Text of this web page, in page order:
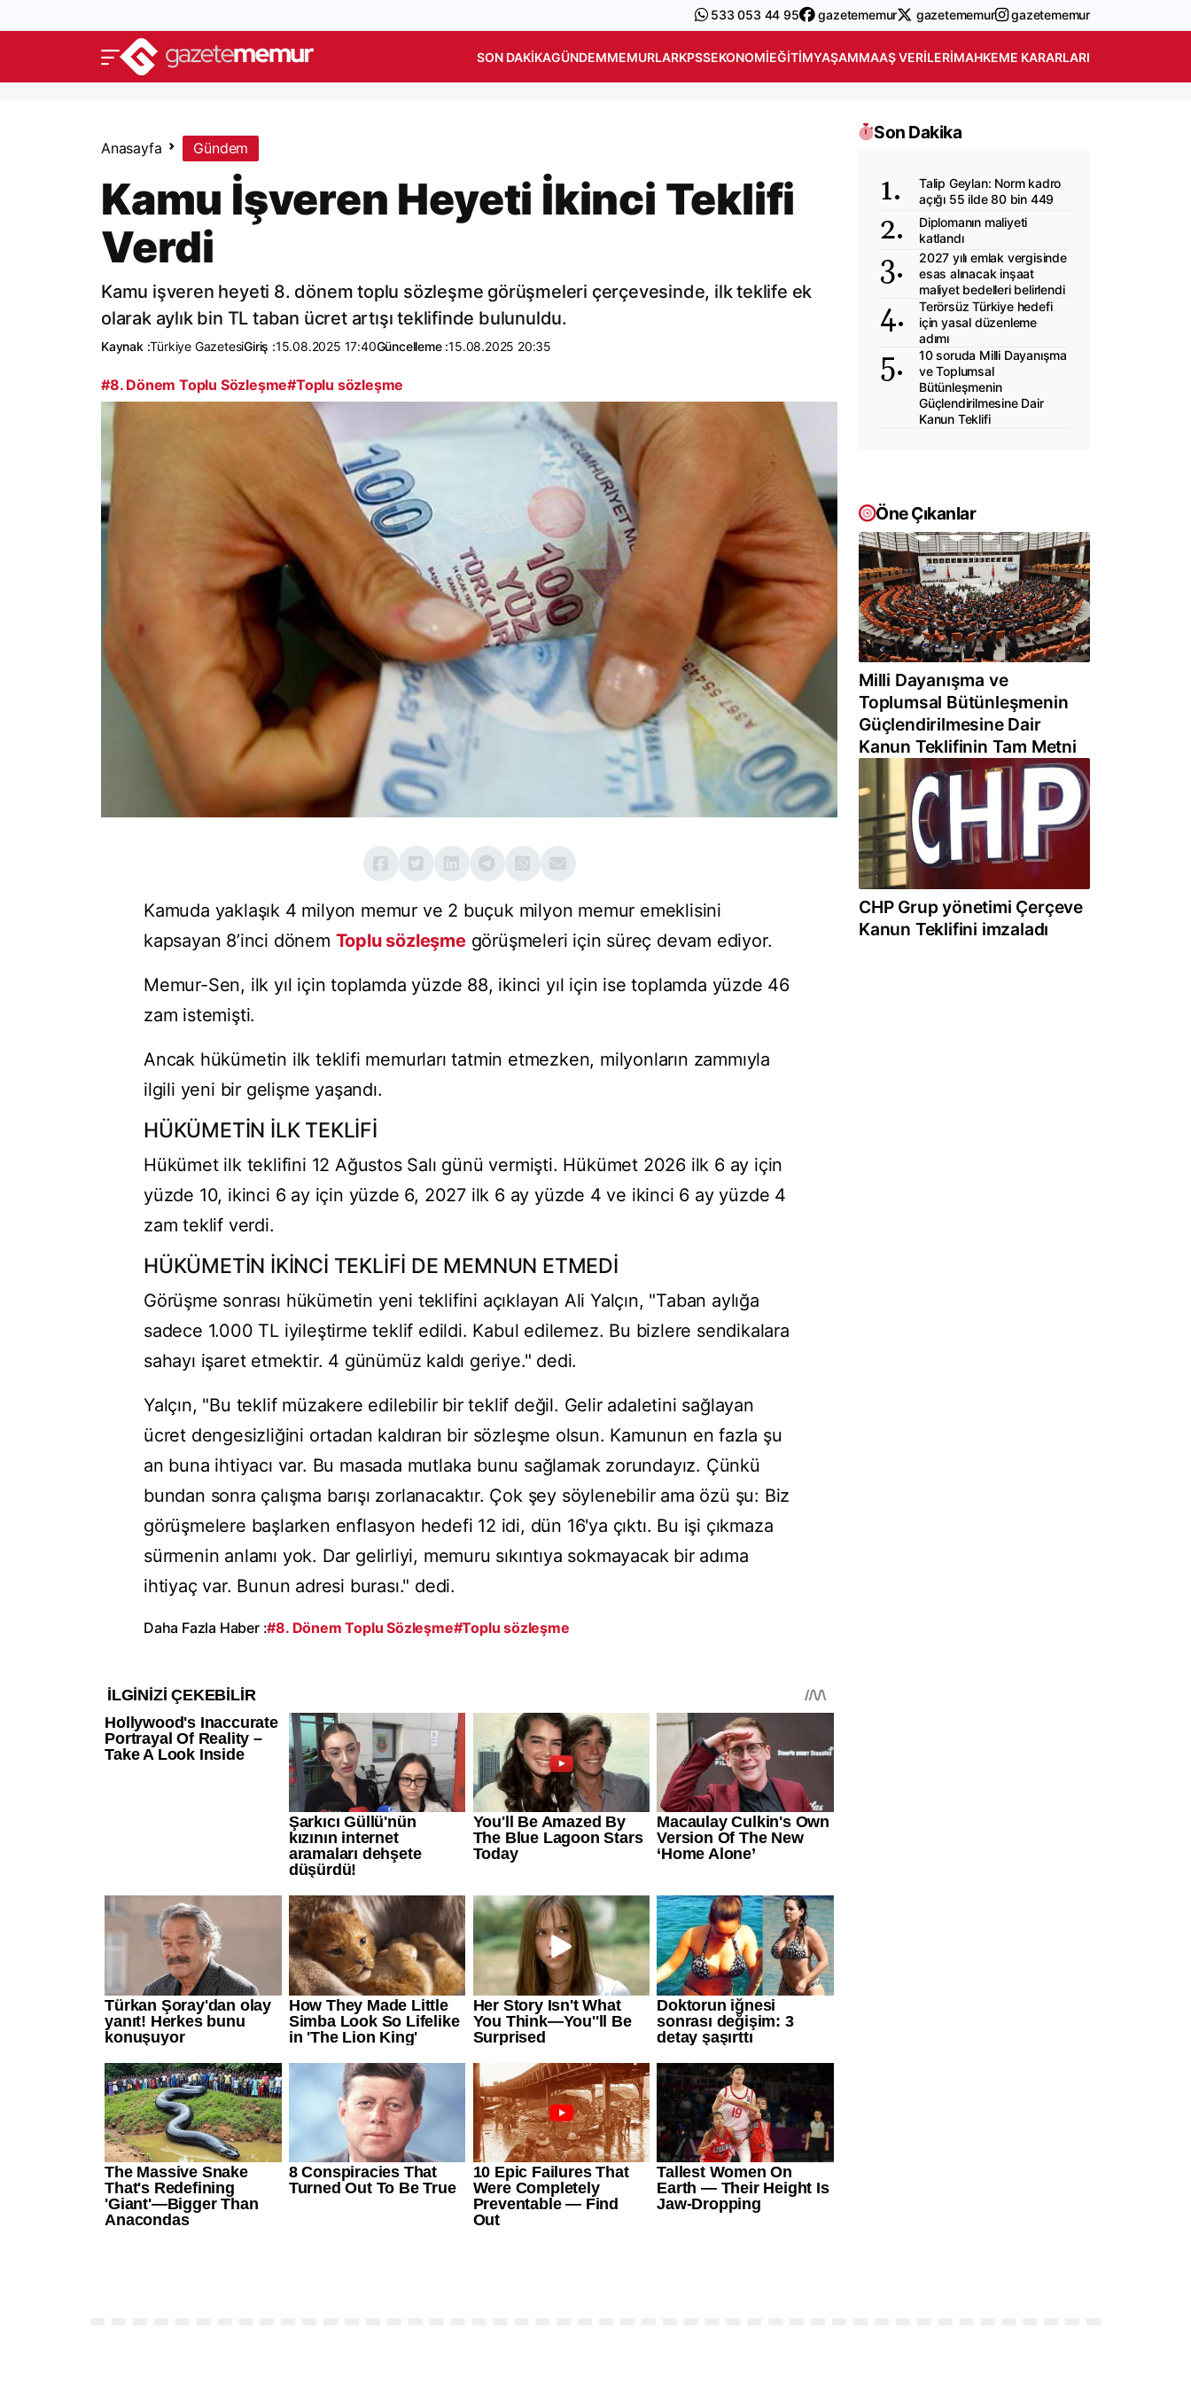
533 053 44 95 gazetememur gazetememur gazetememur
SON DAKIKAGÜNDEMMEMURLARKPSSEKONOMIEĞITIMYAŞAMMAAŞ VERILERIMAHKEME KARARLARI
Anasayfa Gündem
Kamu İşveren Heyeti İkinci Teklifi
Verdi
Kamu işveren heyeti 8. dönem toplu sözleşme görüşmeleri çerçevesinde, ilk teklife ek
olarak aylık bin TL taban ücret artışı teklifinde bulunuldu.
Kaynak :Türkiye GazetesiGiriş :15.08.2025 17:40Güncelleme :15.08.2025 20:35
#8. Dönem Toplu Sözleşme#Toplu sözleşme
Kamuda yaklaşık 4 milyon memur ve 2 buçuk milyon memur emeklisini
kapsayan 8’inci dönem Toplu sözleşmegörüşmeleri için süreç devam ediyor.
Memur-Sen, ilk yıl için toplamda yüzde 88, ikinci yıl için ise toplamda yüzde 46
zam istemişti.
Ancak hükümetin ilk teklifi memurları tatmin etmezken, milyonların zammıyla
ilgili yeni bir gelişme yaşandı.
HÜKÜMETİN İLK TEKLİFİ
Hükümet ilk teklifini 12 Ağustos Salı günü vermişti. Hükümet 2026 ilk 6 ay için
yüzde 10, ikinci 6 ay için yüzde 6, 2027 ilk 6 ay yüzde 4 ve ikinci 6 ay yüzde 4
zam teklif verdi.
HÜKÜMETİN İKİNCİ TEKLİFİ DE MEMNUN ETMEDİ
Görüşme sonrası hükümetin yeni teklifini açıklayan Ali Yalçın, "Taban aylığa
sadece 1.000 TL iyileştirme teklif edildi. Kabul edilemez. Bu bizlere sendikalara
sahayı işaret etmektir. 4 günümüz kaldı geriye." dedi.
Yalçın, "Bu teklif müzakere edilebilir bir teklif değil. Gelir adaletini sağlayan
ücret dengesizliğini ortadan kaldıran bir sözleşme olsun. Kamunun en fazla şu
an buna ihtiyacı var. Bu masada mutlaka bunu sağlamak zorundayız. Çünkü
bundan sonra çalışma barışı zorlanacaktır. Çok şey söylenebilir ama özü şu: Biz
görüşmelere başlarken enflasyon hedefi 12 idi, dün 16'ya çıktı. Bu işi çıkmaza
sürmenin anlamı yok. Dar gelirliyi, memuru sıkıntıya sokmayacak bir adıma
ihtiyaç var. Bunun adresi burası." dedi.
Daha Fazla Haber :#8. Dönem Toplu Sözleşme#Toplu sözleşme
Son Dakika
Talip Geylan: Norm kadro
açığı 55 ilde 80 bin 449
Diplomanın maliyeti
katlandı
2027 yılı emlak vergisinde
esas alınacak inşaat
maliyet bedelleri belirlendi
Terörsüz Türkiye hedefi
için yasal düzenleme
adımı
10 soruda Milli Dayanışma
ve Toplumsal
Bütünleşmenin
Güçlendirilmesine Dair
Kanun Teklifi
Öne Çıkanlar
Milli Dayanışma ve
Toplumsal Bütünleşmenin
Güçlendirilmesine Dair
Kanun Teklifinin Tam Metni
CHP Grup yönetimi Çerçeve
Kanun Teklifini imzaladı